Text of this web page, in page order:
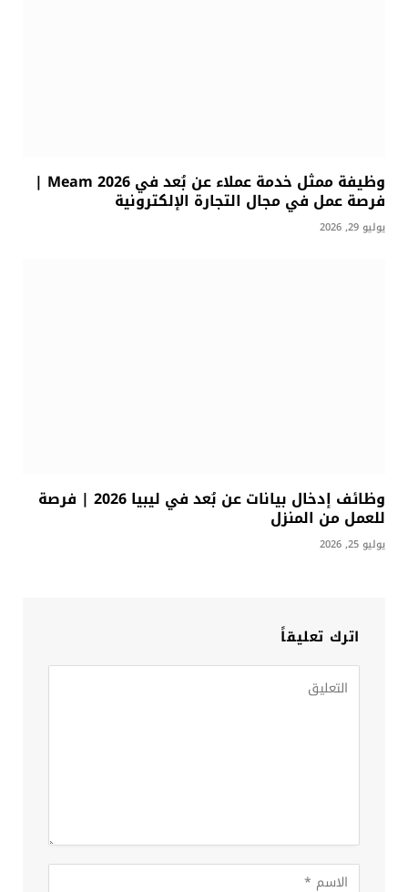
وظيفة ممثل خدمة عملاء عن بُعد في Meam 2026 |
فرصة عمل في مجال التجارة الإلكترونية
يوليو 29, 2026
وظائف إدخال بيانات عن بُعد في ليبيا 2026 | فرصة
للعمل من المنزل
يوليو 25, 2026
اترك تعليقاً